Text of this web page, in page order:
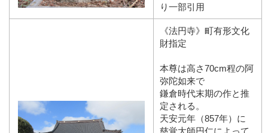
り一部引用
《法円寺》町有形文化
財指定
本尊は高さ70cm程の阿
弥陀如来で
鎌倉時代末期の作と推
定される。
天安元年（857年）に
慈覚大師円仁によって